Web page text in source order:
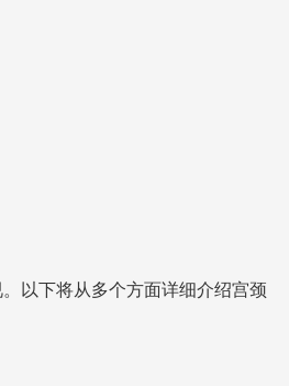
以下将从多个方面详细介绍宫颈